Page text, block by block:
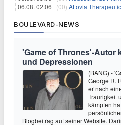
06.08. 02:06 | (00) Attovia Therapeutics steigt am Debüt um 29
BOULEVARD-NEWS
'Game of Thrones'-Autor
und Depressionen
(BANG) -
George R.
er nach
Traurigkeit
kämpfen
Blogbeitrag auf seiner Website.